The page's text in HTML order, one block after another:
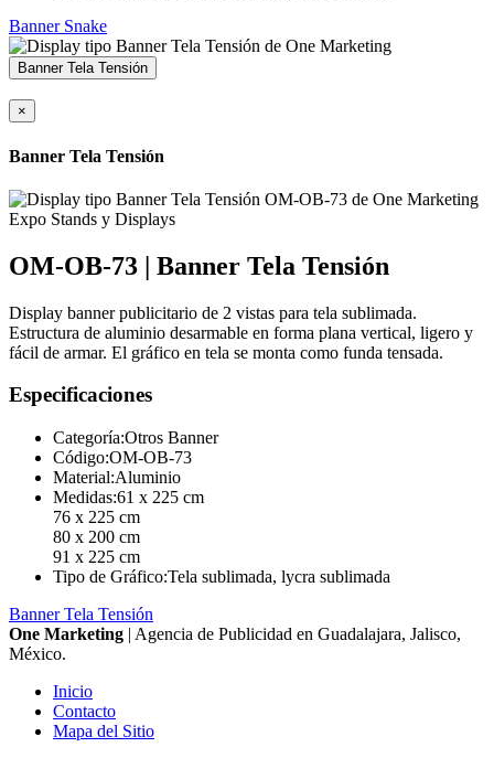
Banner Snake
Banner Tela Tensión
×
Banner Tela Tensión
OM-OB-73 | Banner Tela Tensión
Display banner publicitario de 2 vistas para tela sublimada.
Estructura de aluminio desarmable en forma plana vertical, ligero y
fácil de armar. El gráfico en tela se monta como funda tensada.
Especificaciones
Categoría:Otros Banner
Código:OM-OB-73
Material:Aluminio
Medidas:61 x 225 cm
76 x 225 cm
80 x 200 cm
91 x 225 cm
Tipo de Gráfico:Tela sublimada, lycra sublimada
Banner Tela Tensión
One Marketing | Agencia de Publicidad en Guadalajara, Jalisco,
México.
Inicio
Contacto
Mapa del Sitio